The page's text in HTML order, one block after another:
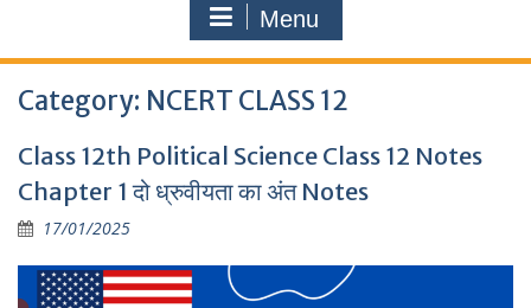
Menu
Category: NCERT CLASS 12
Class 12th Political Science Class 12 Notes
Chapter 1 दो ध्रुवीयता का अंत Notes
17/01/2025